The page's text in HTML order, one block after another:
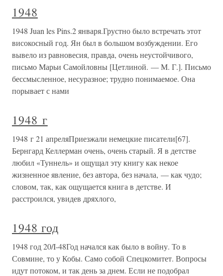
1948
1948 Juan les Pins.2 января.Грустно было встречать этот
високосный год. Ян был в большом возбуждении. Его
вывело из равновесия, правда, очень неустойчивого,
письмо Марьи Самойловны [Цетлиной. — М. Г.]. Письмо
бессмысленное, несуразное; трудно понимаемое. Она
порывает с нами
1948 г
1948 г 21 апреляПриезжали немецкие писатели[67].
Бернгард Келлерман очень, очень старый. Я в детстве
любил «Туннель» и ощущал эту книгу как некое
жизненное явление, без автора, без начала, — как чудо;
словом, так, как ощущается книга в детстве. И
расстроился, увидев дряхлого,
1948 год
1948 год 20/I-48Год начался как было в войну. То в
Совмине, то у Кобы. Само собой Спецкомитет. Вопросы
идут потоком, и так день за днем. Если не подобрал